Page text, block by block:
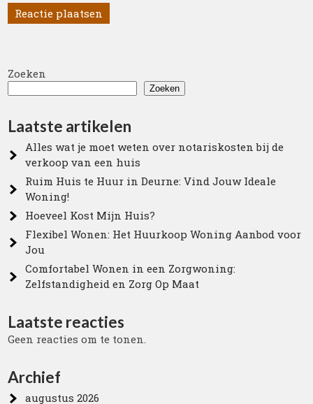
Zoeken
Zoeken
Laatste artikelen
Alles wat je moet weten over notariskosten bij de
verkoop van een huis
Ruim Huis te Huur in Deurne: Vind Jouw Ideale
Woning!
Hoeveel Kost Mijn Huis?
Flexibel Wonen: Het Huurkoop Woning Aanbod voor
Jou
Comfortabel Wonen in een Zorgwoning:
Zelfstandigheid en Zorg Op Maat
Laatste reacties
Geen reacties om te tonen.
Archief
augustus 2026